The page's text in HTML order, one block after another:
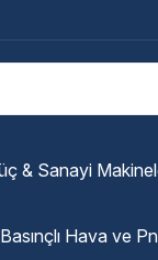
& Sanayi
Basınçlı Hava ve